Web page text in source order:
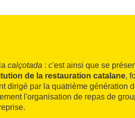
calçotada : c'est ainsi que se
de la restauration catalane,
dirigé par la quatrième génération
l'organisation de repas de